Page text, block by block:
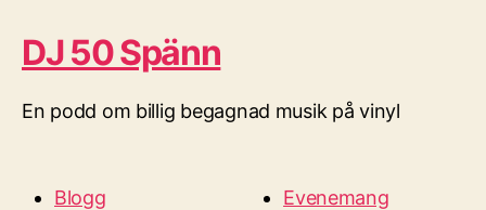
DJ 50 Spänn
En podd om billig begagnad musik på vinyl
Blogg
Evenemang